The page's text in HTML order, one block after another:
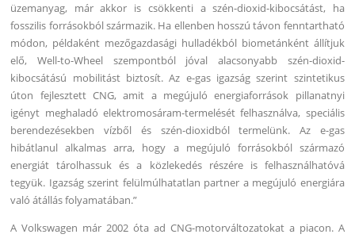
üzemanyag, már akkor is csökkenti a szén-dioxid-kibocsátást, ha
fosszilis forrásokból származik. Ha ellenben hosszú távon fenntartható
módon, példaként mezőgazdasági hulladékból biometánként állítjuk
elő, Well-to-Wheel szempontból jóval alacsonyabb szén-dioxid-
kibocsátású mobilitást biztosít. Az e-gas igazság szerint szintetikus
úton fejlesztett CNG, amit a megújuló energiaforrások pillanatnyi
igényt meghaladó elektromosáram-termelését felhasználva, speciális
berendezésekben vízből és szén-dioxidból termelünk. Az e-gas
hibátlanul alkalmas arra, hogy a megújuló forrásokból származó
energiát tárolhassuk és a közlekedés részére is felhasználhatóvá
tegyük. Igazság szerint felülmúlhatatlan partner a megújuló energiára
való átállás folyamatában.”
A Volkswagen már 2002 óta ad CNG-motorváltozatokat a piacon. A